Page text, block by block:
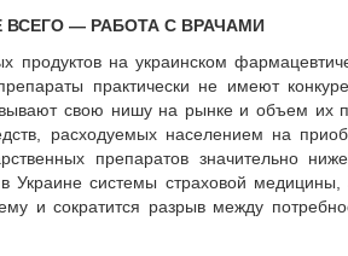
— РАБОТА С ВРАЧАМИ
продуктов на украинском
практически не имеют
свою нишу на рынке и объем их
расходуемых населением на
препаратов значительно
Украине системы страховой
и сократится разрыв между